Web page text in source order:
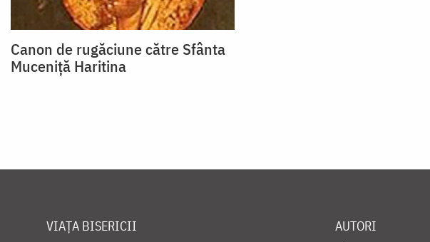
Canon de rugăciune către Sfânta
Muceniţă Haritina
VIAȚA BISERICII
AUTORI